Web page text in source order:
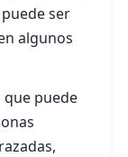
ser
algunos
puede